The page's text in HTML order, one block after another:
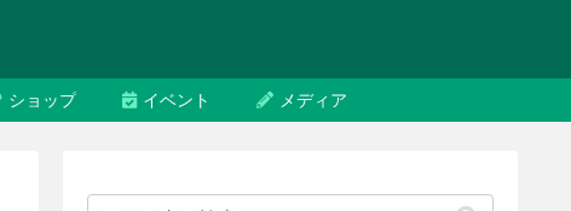
ショップ イベント メディア